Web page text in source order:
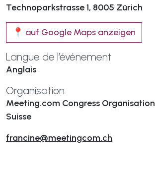
Technoparkstrasse 1, 8005 Zürich
📍 auf Google Maps anzeigen
Langue de l’événement
Anglais
Organisation
Meeting.com Congress Organisation
Suisse
francine@meetingcom.ch